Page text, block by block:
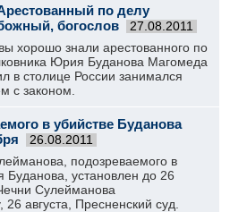
по делу
богослов
27.08.2011
хорошо знали арестованного по
Юрия Буданова Магомеда
в столице России занимался
с законом.
в убийстве Буданова
26.08.2011
подозреваемого в
Буданова, установлен до 26
Сулейманова
августа, Пресненский суд.